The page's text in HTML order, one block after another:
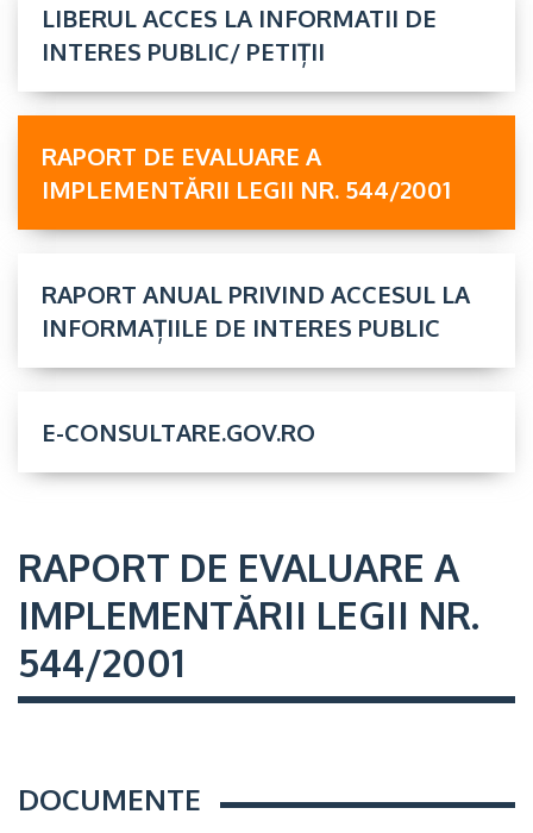
LIBERUL ACCES LA INFORMATII DE
INTERES PUBLIC/ PETIȚII
RAPORT DE EVALUARE A
IMPLEMENTĂRII LEGII NR. 544/2001
RAPORT ANUAL PRIVIND ACCESUL LA
INFORMAȚIILE DE INTERES PUBLIC
E-CONSULTARE.GOV.RO
RAPORT DE EVALUARE A
IMPLEMENTĂRII LEGII NR.
544/2001
DOCUMENTE